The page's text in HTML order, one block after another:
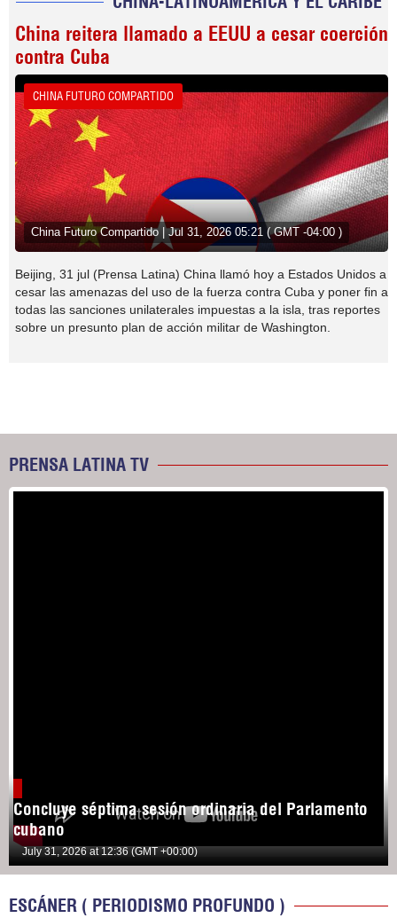
China reitera llamado a EEUU a cesar coerción
contra Cuba
CHINA FUTURO COMPARTIDO
China Futuro Compartido | Jul 31, 2026 05:21 ( GMT -04:00 )
Beijing, 31 jul (Prensa Latina) China llamó hoy a Estados Unidos a
cesar las amenazas del uso de la fuerza contra Cuba y poner fin a
todas las sanciones unilaterales impuestas a la isla, tras reportes
sobre un presunto plan de acción militar de Washington.
PRENSA LATINA TV
Concluye séptima sesión ordinaria del Parlamento
cubano
July 31, 2026 at 12:36 (GMT +00:00)
ESCÁNER ( PERIODISMO PROFUNDO )